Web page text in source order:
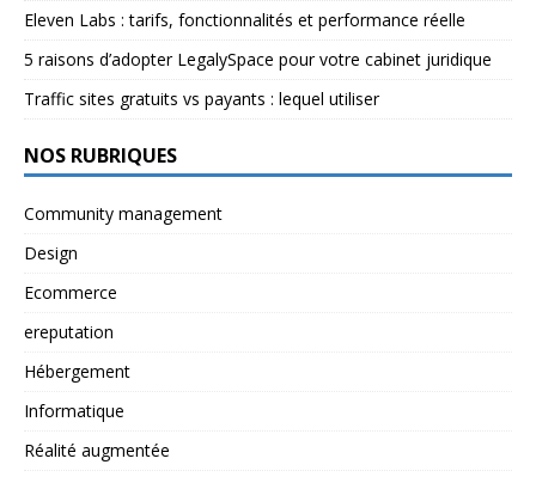
Eleven Labs : tarifs, fonctionnalités et performance réelle
5 raisons d’adopter LegalySpace pour votre cabinet juridique
Traffic sites gratuits vs payants : lequel utiliser
NOS RUBRIQUES
Community management
Design
Ecommerce
ereputation
Hébergement
Informatique
Réalité augmentée